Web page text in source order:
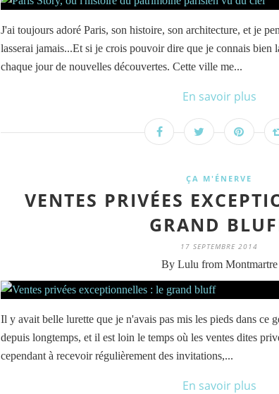
J'ai toujours adoré Paris, son histoire, son architecture, et je
lasserai jamais...Et si je crois pouvoir dire que je connais bien
chaque jour de nouvelles découvertes. Cette ville me...
En savoir plus
ÇA M'ÉNERVE
VENTES PRIVÉES
GRAND
17 SEPTEMBRE 2014
By Lulu from Montmartre
Il y avait belle lurette que je n'avais pas mis les pieds dans ce
depuis longtemps, et il est loin le temps où les ventes dites
cependant à recevoir régulièrement des invitations,...
En savoir plus